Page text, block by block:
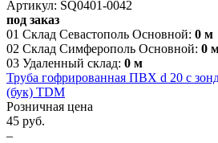
Артикул: SQ0401-0042
под заказ
01 Склад Севастополь Основной: 0 м
02 Склад Симферополь Основной: 0
03 Удаленный склад: 0 м
Труба гофрированная ПВХ d 20 с
(бук) TDM
Розничная цена
45 руб.
–